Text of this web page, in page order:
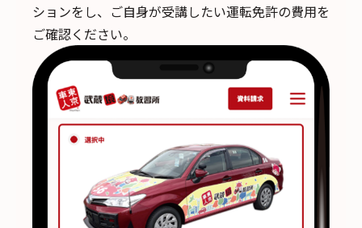
ションをし、ご自身が受講したい運転免許の費用を
ご確認ください。